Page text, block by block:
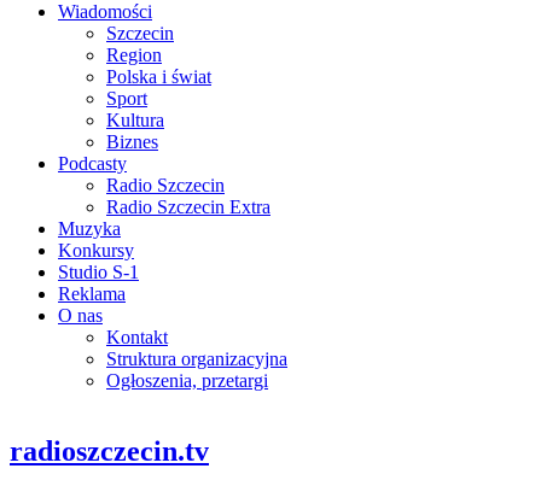
Wiadomości
Szczecin
Region
Polska i świat
Sport
Kultura
Biznes
Podcasty
Radio Szczecin
Radio Szczecin Extra
Muzyka
Konkursy
Studio S-1
Reklama
O nas
Kontakt
Struktura organizacyjna
Ogłoszenia, przetargi
radioszczecin.tv